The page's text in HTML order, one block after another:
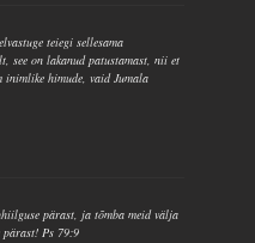
teiegi sellesama
see on lakanud patustamast, nii et
inimlike himude, vaid Jumala
pärast, ja tõmba meid välja
pärast! Ps 79:9